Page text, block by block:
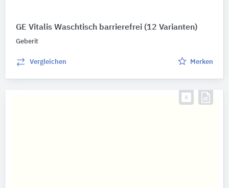
GE Vitalis Waschtisch barrierefrei (12 Varianten)
Geberit
Vergleichen Merken